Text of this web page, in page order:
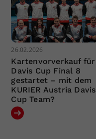
26.02.2026
Kartenvorverkauf für
Davis Cup Final 8
gestartet – mit dem
KURIER Austria Davis
Cup Team?